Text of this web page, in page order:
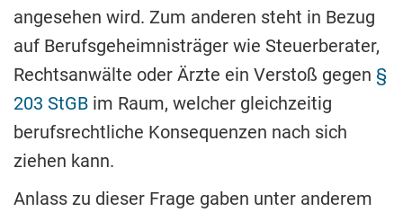
angesehen wird. Zum anderen steht in Bezug
auf Berufsgeheimnisträger wie Steuerberater,
Rechtsanwälte oder Ärzte ein Verstoß gegen §
203 StGB im Raum, welcher gleichzeitig
berufsrechtliche Konsequenzen nach sich
ziehen kann.
Anlass zu dieser Frage gaben unter anderem